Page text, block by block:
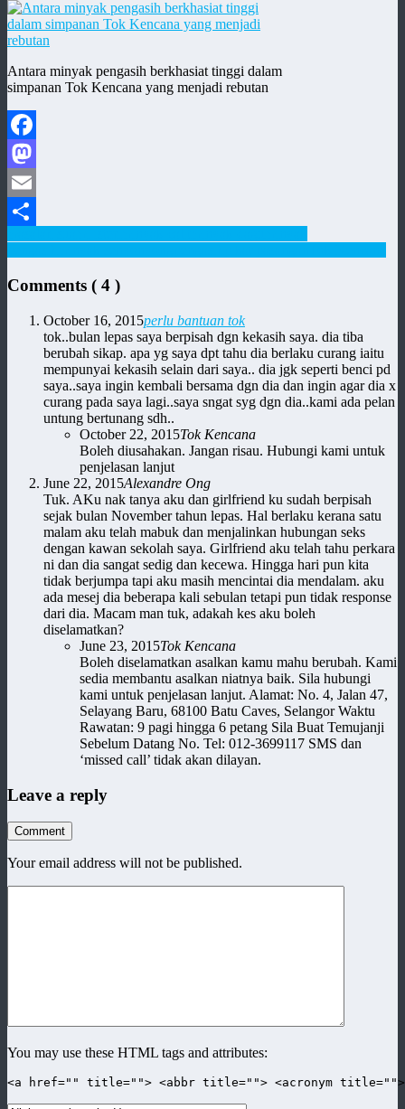
Antara minyak pengasih berkhasiat tinggi dalam
simpanan Tok Kencana yang menjadi rebutan
Facebook
Mastodon
Email
Share
Comments ( 4 )
October 16, 2015perlu bantuan tok
tok..bulan lepas saya berpisah dgn kekasih saya. dia tiba
berubah sikap. apa yg saya dpt tahu dia berlaku curang iaitu
mempunyai kekasih selain dari saya.. dia jgk seperti benci pd
saya..saya ingin kembali bersama dgn dia dan ingin agar dia x
curang pada saya lagi..saya sngat syg dgn dia..kami ada pelan
untung bertunang sdh..
October 22, 2015Tok Kencana
Boleh diusahakan. Jangan risau. Hubungi kami untuk
penjelasan lanjut
June 22, 2015Alexandre Ong
Tuk. AKu nak tanya aku dan girlfriend ku sudah berpisah
sejak bulan November tahun lepas. Hal berlaku kerana satu
malam aku telah mabuk dan menjalinkan hubungan seks
dengan kawan sekolah saya. Girlfriend aku telah tahu perkara
ni dan dia sangat sedig dan kecewa. Hingga hari pun kita
tidak berjumpa tapi aku masih mencintai dia mendalam. aku
ada mesej dia beberapa kali sebulan tetapi pun tidak response
dari dia. Macam man tuk, adakah kes aku boleh
diselamatkan?
June 23, 2015Tok Kencana
Boleh diselamatkan asalkan kamu mahu berubah. Kami
sedia membantu asalkan niatnya baik. Sila hubungi
kami untuk penjelasan lanjut. Alamat: No. 4, Jalan 47,
Selayang Baru, 68100 Batu Caves, Selangor Waktu
Rawatan: 9 pagi hingga 6 petang Sila Buat Temujanji
Sebelum Datang No. Tel: 012-3699117 SMS dan
‘missed call’ tidak akan dilayan.
Leave a reply
Comment
Your email address will not be published.
You may use these HTML tags and attributes:
<a href="" title=""> <abbr title=""> <acronym title="">